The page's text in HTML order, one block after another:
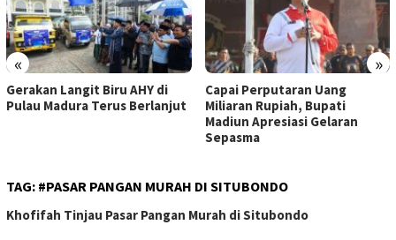
« »
Gerakan Langit Biru AHY di
Pulau Madura Terus Berlanjut
Capai Perputaran Uang
Miliaran Rupiah, Bupati
Madiun Apresiasi Gelaran
Sepasma
TAG: #PASAR PANGAN MURAH DI SITUBONDO
Khofifah Tinjau Pasar Pangan Murah di Situbondo